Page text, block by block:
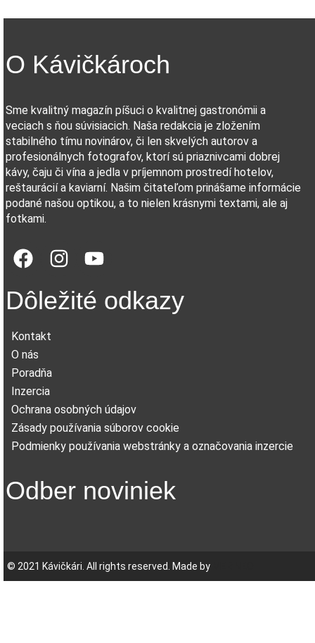
O Kávičkároch
Sme kvalitný magazín píšuci o kvalitnej gastronómii a
veciach s ňou súvisiacich. Naša redakcia je zložením
stabilného tímu novinárov, či len skvelých autorov a
profesionálnych fotografov, ktorí sú priaznivcami dobrej
kávy, čaju či vína a jedla v príjemnom prostredí hotelov,
reštaurácií a kaviarní. Našim čitateľom prinášame informácie
podané našou optikou, a to nielen krásnymi textami, ale aj
fotkami.
Dôležité odkazy
Kontakt
O nás
Poradňa
Inzercia
Ochrana osobných údajov
Zásady používania súborov cookie
Podmienky používania webstránky a označovania inzercie
Odber noviniek
© 2021 Kávičkári. All rights reserved. Made by